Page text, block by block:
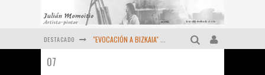
DESTACADO "EVOCACIÓN A BIZKAIA" ORTUELLA (1983-2024) Momoitio
07